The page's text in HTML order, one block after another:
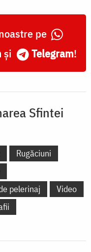
pe
și Telegram!
Sfintei
Rugăciuni
pelerinaj
Video